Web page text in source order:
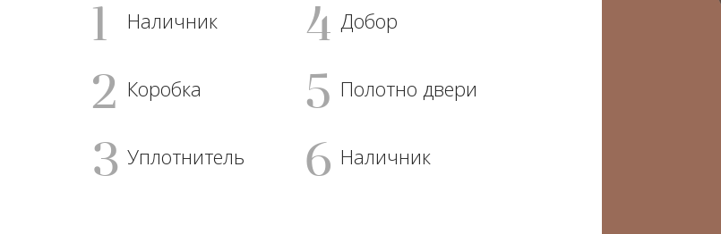
1 Наличник 4 Добор
2 Коробка 5 Полотно двери
3 Уплотнитель 6 Наличник